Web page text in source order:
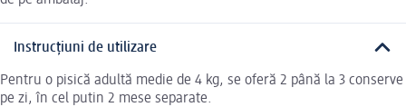
Instrucțiuni de utilizare
Pentru o pisică adultă medie de 4 kg, se oferă 2 până la 3 conserve
pe zi, în cel putin 2 mese separate.